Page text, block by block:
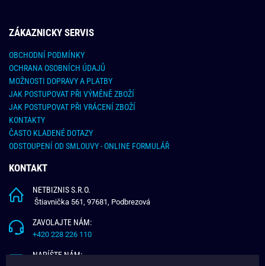
ZÁKAZNICKY SERVIS
OBCHODNÍ PODMÍNKY
OCHRANA OSOBNÍCH ÚDAJŮ
MOŽNOSTI DOPRAVY A PLATBY
JAK POSTUPOVAT PŘI VÝMĚNĚ ZBOŽÍ
JAK POSTUPOVAT PŘI VRÁCENÍ ZBOŽÍ
KONTAKTY
ČASTO KLADENÉ DOTAZY
ODSTOUPENÍ OD SMLOUVY - ONLINE FORMULÁŘ
KONTAKT
NETBIZNIS S.R.O.
Štiavnička 561, 97681, Podbrezová
ZAVOLAJTE NÁM:
+420 228 226 110
NAPÍŠTE NÁM: